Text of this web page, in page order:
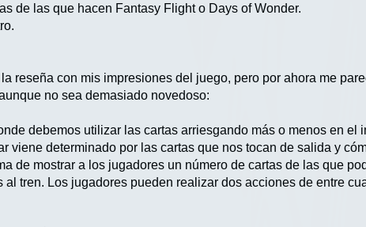
de las que hacen Fantasy Flight o Days of Wonder.
reseña con mis impresiones del juego, pero por ahora me
no sea demasiado novedoso:
debemos utilizar las cartas arriesgando más o menos en el
viene determinado por las cartas que nos tocan de salida y
de mostrar a los jugadores un número de cartas de las que
tren. Los jugadores pueden realizar dos acciones de entre